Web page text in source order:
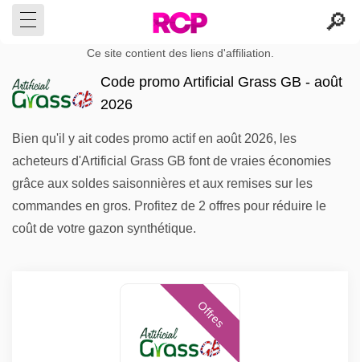
Ce site contient des liens d'affiliation.
Code promo Artificial Grass GB - août
2026
Bien qu'il y ait codes promo actif en août 2026, les
acheteurs d'Artificial Grass GB font de vraies économies
grâce aux soldes saisonnières et aux remises sur les
commandes en gros. Profitez de 2 offres pour réduire le
coût de votre gazon synthétique.
Offres